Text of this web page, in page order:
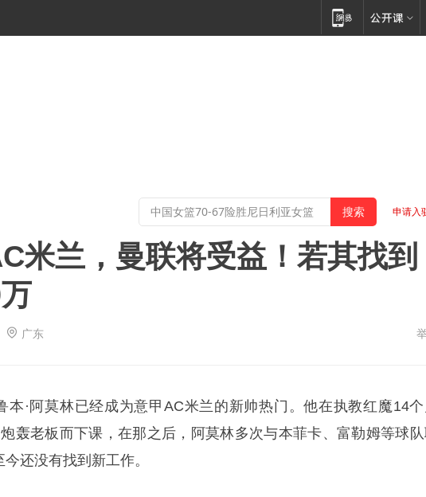
申请入
米兰，曼联将受益！若其找到
广东
本· 阿莫林已经成为意甲AC米兰的新帅热门。他在执教红魔14
轰老板而下课，在那之后，阿莫林多次与本菲卡、富勒姆等球
还没有找到新工作。